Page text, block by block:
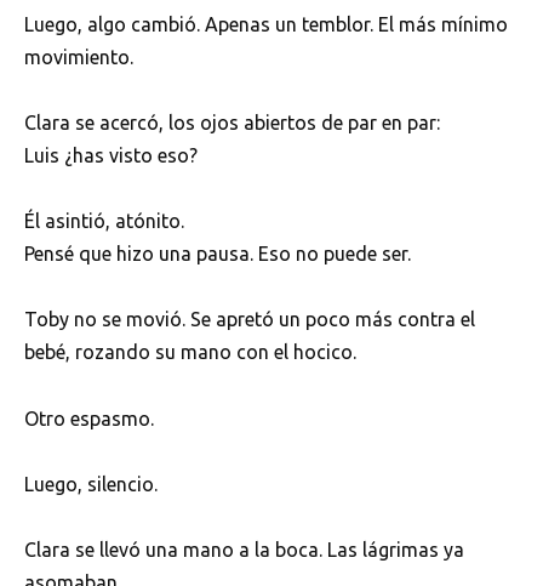
Luego, algo cambió. Apenas un temblor. El más mínimo
movimiento.
Clara se acercó, los ojos abiertos de par en par:
Luis ¿has visto eso?
Él asintió, atónito.
Pensé que hizo una pausa. Eso no puede ser.
Toby no se movió. Se apretó un poco más contra el
bebé, rozando su mano con el hocico.
Otro espasmo.
Luego, silencio.
Clara se llevó una mano a la boca. Las lágrimas ya